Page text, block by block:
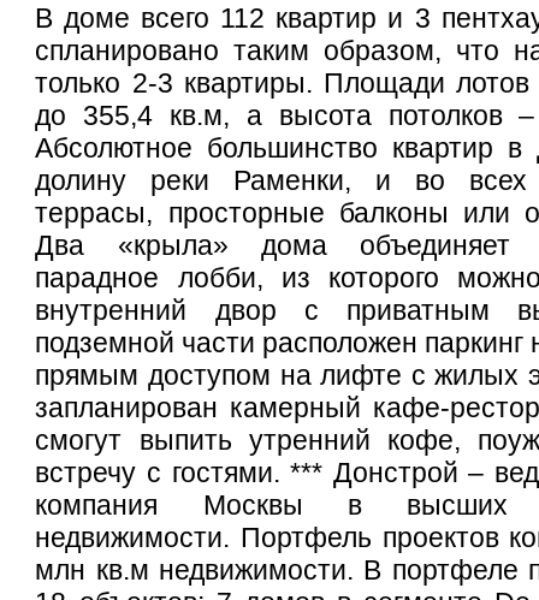
В доме всего 112 квартир и 3
спланировано таким образом, что
только 2-3 квартиры. Площади
до 355,4 кв.м, а высота потолков
Абсолютное большинство квартир
долину реки Раменки, и во всех
террасы, просторные балконы или
Два «крыла» дома объединяет
парадное лобби, из которого
внутренний двор с приватным
подземной части расположен
прямым доступом на лифте c жилых
запланирован камерный кафе-
смогут выпить утренний кофе,
встречу с гостями. *** Донстрой –
компания Москвы в высших
недвижимости. Портфель проектов
млн кв.м недвижимости. В портфеле